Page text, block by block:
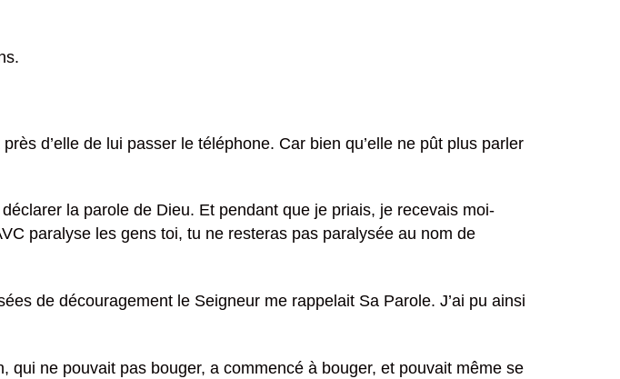
d’elle de lui passer le téléphone. Car bien qu’elle ne pût plus parler
la parole de Dieu. Et pendant que je priais, je recevais moi-
paralyse les gens toi, tu ne resteras pas paralysée au nom de
de découragement le Seigneur me rappelait Sa Parole. J’ai pu ainsi
qui ne pouvait pas bouger, a commencé à bouger, et pouvait même se